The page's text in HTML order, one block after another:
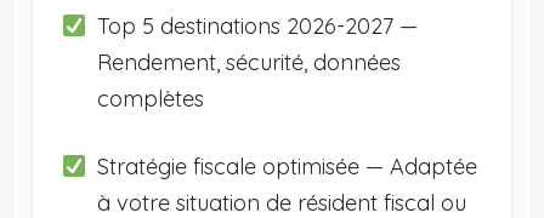
Top 5 destinations 2026-2027 —
Rendement, sécurité, données
complètes
Stratégie fiscale optimisée — Adaptée
à votre situation de résident fiscal ou